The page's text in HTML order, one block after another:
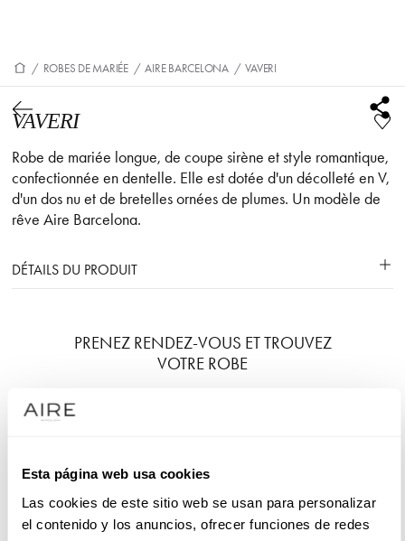
Esta página web usa cookies
Las cookies de este sitio web se usan para personalizar
el contenido y los anuncios, ofrecer funciones de redes
/ ROBES DE MARIÉE / AIRE BARCELONA / VAVERI
VAVERI
Robe de mariée longue, de coupe sirène et style romantique,
confectionnée en dentelle. Elle est dotée d'un décolleté en V,
d'un dos nu et de bretelles ornées de plumes. Un modèle de
rêve Aire Barcelona.
DÉTAILS DU PRODUIT
PRENEZ RENDEZ-VOUS ET TROUVEZ
VOTRE ROBE